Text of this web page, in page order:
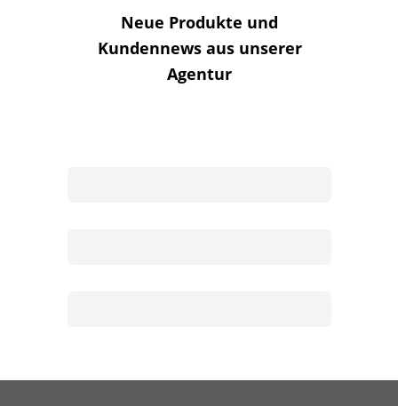
Neue Produkte und
Kundennews aus unserer
Agentur